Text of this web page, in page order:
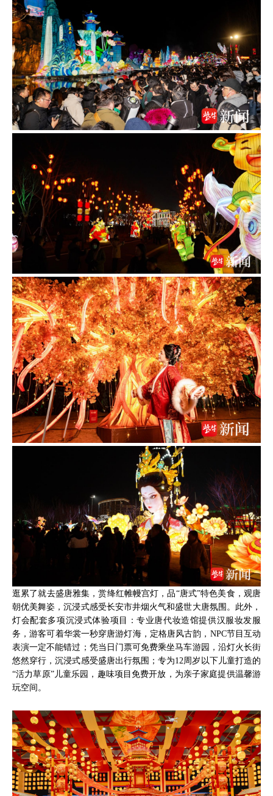
逛累了就去盛唐雅集，赏绛红帷幔宫灯，品“唐式”特色美食，观唐
朝优美舞姿，沉浸式感受长安市井烟火气和盛世大唐氛围。此外，
灯会配套多项沉浸式体验项目：专业唐代妆造馆提供汉服妆发服
务，游客可着华裳一秒穿唐游灯海，定格唐风古韵，NPC节目互动
表演一定不能错过；凭当日门票可免费乘坐马车游园，沿灯火长街
悠然穿行，沉浸式感受盛唐出行氛围；专为12周岁以下儿童打造的
“活力草原”儿童乐园，趣味项目免费开放，为亲子家庭提供温馨游
玩空间。